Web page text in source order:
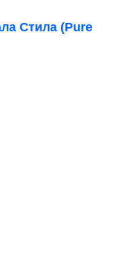
Стила (Pure